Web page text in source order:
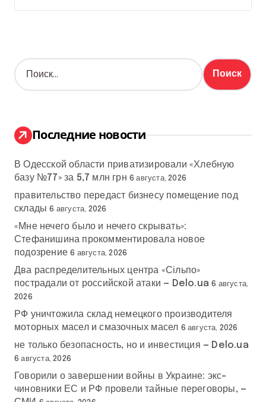
Н
а
:
Последние новости
В Одесской области приватизировали «Хлебную
базу №77» за 5,7 млн грн 6 августа, 2026
правительство передаст бизнесу помещение под
склады 6 августа, 2026
«Мне нечего было и нечего скрывать»:
Стефанишина прокомментировала новое
подозрение 6 августа, 2026
Два распределительных центра «Сільпо»
пострадали от российской атаки — Delo.ua 6 августа,
2026
РФ уничтожила склад немецкого производителя
моторных масел и смазочных масел 6 августа, 2026
не только безопасность, но и инвестиция — Delo.ua
6 августа, 2026
Говорили о завершении войны в Украине: экс-
чиновники ЕС и РФ провели тайные переговоры, —